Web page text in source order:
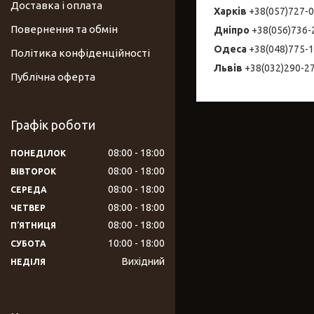
Харків +38(057)727-
Дніпро
Одеса +38(048)775-
Львів +38(032)290-
Доставка і оплата
Повернення та обмін
Політика конфіденційності
Публічна оферта
Графік роботи
ПОНЕДІЛОК 08:00 18:00
ВІВТОРОК 08:00 18:00
СЕРЕДА 08:00 18:00
ЧЕТВЕР 08:00 18:00
ПʼЯТНИЦЯ 08:00 18:00
СУБОТА 10:00 18:00
НЕДІЛЯ Вихідний